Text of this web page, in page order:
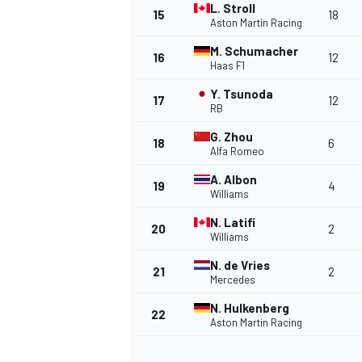
FÓRMULA E
15 L. Stroll
Aston Martin Racing
18
16 M. Schumacher
Haas F1
12
17 Y. Tsunoda
RB
12
18 G. Zhou
Alfa Romeo
6
19 A. Albon
Williams
4
20 N. Latifi
Williams
2
21 N. de Vries
Mercedes
2
22 N. Hulkenberg
Aston Martin Racing